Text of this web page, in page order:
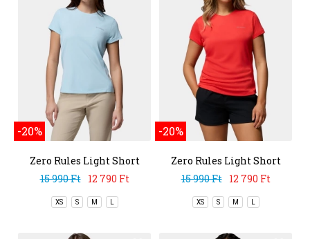
-20%
Zero Rules Light Short
Sleeve Crew
15 990 Ft 12 790 Ft
XS S M L
-20%
Zero Rules Light Short
Sleeve Crew
15 990 Ft 12 790 Ft
XS S M L